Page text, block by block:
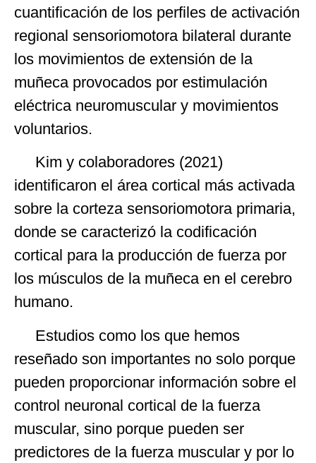
cuantificación de los perfiles de activación
regional sensoriomotora bilateral durante
los movimientos de extensión de la
muñeca provocados por estimulación
eléctrica neuromuscular y movimientos
voluntarios.
Kim y colaboradores (2021)
identificaron el área cortical más activada
sobre la corteza sensoriomotora primaria,
donde se caracterizó la codificación
cortical para la producción de fuerza por
los músculos de la muñeca en el cerebro
humano.
Estudios como los que hemos
reseñado son importantes no solo porque
pueden proporcionar información sobre el
control neuronal cortical de la fuerza
muscular, sino porque pueden ser
predictores de la fuerza muscular y por lo